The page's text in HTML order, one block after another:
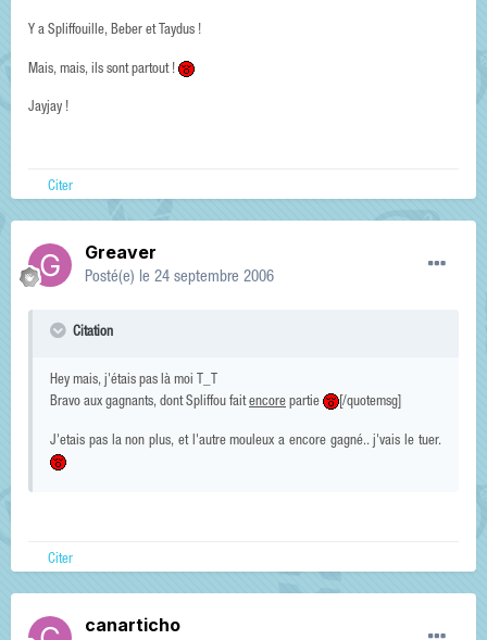
Y a Spliffouille, Beber et Taydus !
Mais, mais, ils sont partout !
Jayjay !
Citer
Greaver
Posté(e) le 24 septembre 2006
Citation
Hey mais, j'étais pas là moi T_T
Bravo aux gagnants, dont Spliffou faitencore partie [/quotemsg]
J'etais pas la non plus, et l'autre mouleux a encore gagné.. j'vais le tuer.
Citer
canarticho